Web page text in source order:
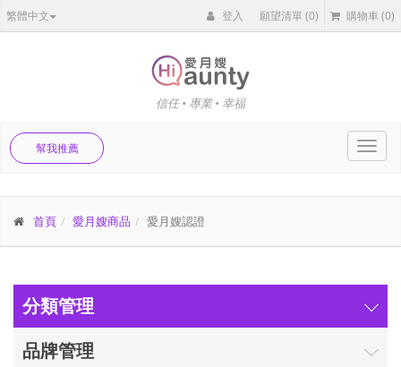
繁體中文 登入 願望清單(0) 購物車 (0)
信任 • 專業 • 幸福
幫我推薦
首頁 愛月嫂商品 愛月嫂認證
分類管理
品牌管理